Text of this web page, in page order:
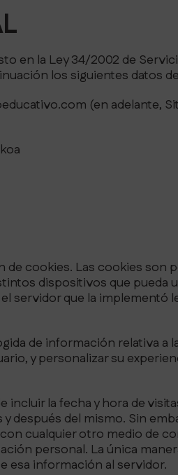
en la Ley 34/2002 de
los siguientes datos
(en adelante,
cookies. Las cookies
dispositivos que pueda
que la implementó
de información relativa a
y personalizar su
la fecha y hora de
después del mismo. Sin
cualquier otro medio de
personal. La única
esa información al servidor.